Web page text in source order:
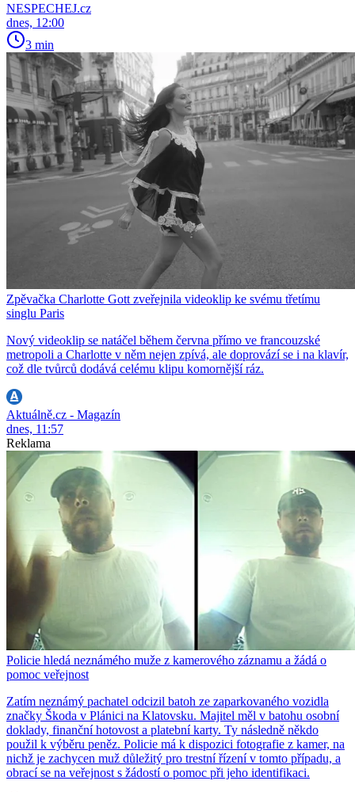
NESPECHEJ.cz
dnes, 12:00
3 min
Zpěvačka Charlotte Gott zveřejnila videoklip ke svému třetímu
singlu Paris
Nový videoklip se natáčel během června přímo ve francouzské
metropoli a Charlotte v něm nejen zpívá, ale doprovází se i na klavír,
což dle tvůrců dodává celému klipu komornější ráz.
Aktuálně.cz - Magazín
dnes, 11:57
Reklama
Policie hledá neznámého muže z kamerového záznamu a žádá o
pomoc veřejnost
Zatím neznámý pachatel odcizil batoh ze zaparkovaného vozidla
značky Škoda v Plánici na Klatovsku. Majitel měl v batohu osobní
doklady, finanční hotovost a platební karty. Ty následně někdo
použil k výběru peněz. Policie má k dispozici fotografie z kamer, na
nichž je zachycen muž důležitý pro trestní řízení v tomto případu, a
obrací se na veřejnost s žádostí o pomoc při jeho identifikaci.